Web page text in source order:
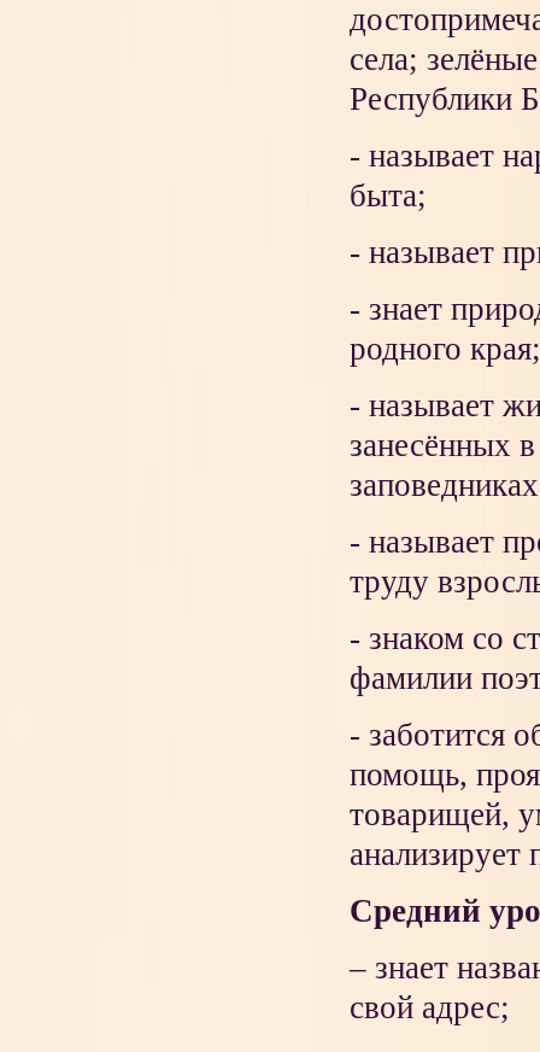
села;
Республики
- называет
быта;
- называет
- знает
родного края;
- называет
занесённых
- называет
труду
- знаком со
фамилии
- заботится
помощь,
товарищей,
анализирует
Средний
– знает
свой адрес;